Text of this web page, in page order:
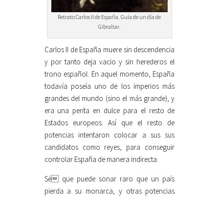
Retrato Carlos II de España. Guía de un día de
Gibraltar.
Carlos II de España muere sin descendencia
y por tanto deja vacio y sin herederos el
trono español. En aquel momento, España
todavía poseía uno de los imperios más
grandes del mundo (sino el más grande), y
era una perita en dulce para el resto de
Estados europeos. Así que el resto de
potencias intentaron colocar a sus sus
candidatos como reyes, para conseguir
controlar España de manera indirecta.
Sé que puede sonar raro que un país
pierda a su monarca, y otras potencias